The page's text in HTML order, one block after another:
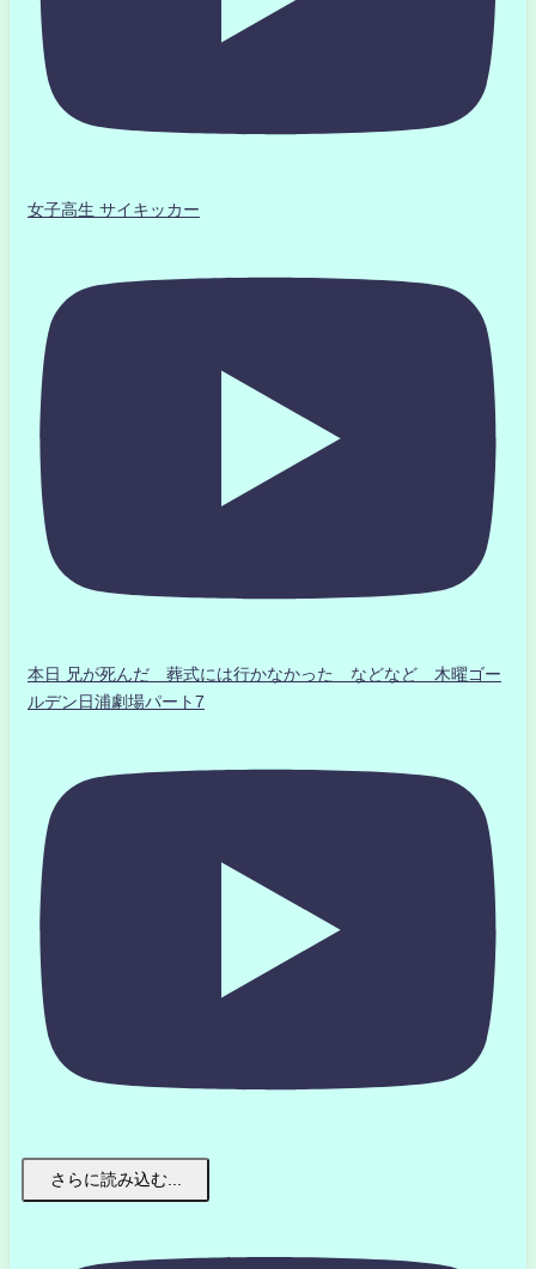
女子高生 サイキッカー
本日 兄が死んだ 葬式には行かなかった などなど 木曜ゴー
ルデン日浦劇場パート7
さらに読み込む...